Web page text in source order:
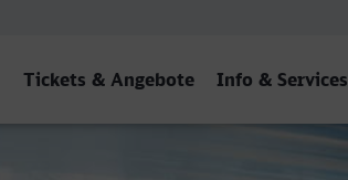
Tickets & Angebote Info & Services
Hbf - Lüdenscheid